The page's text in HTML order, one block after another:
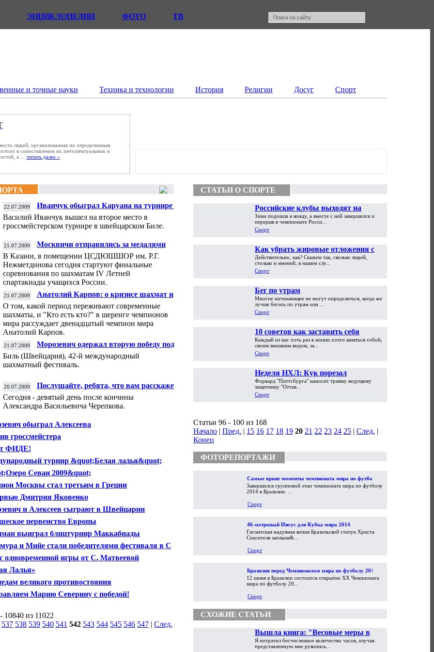
ЭНЦИКЛОПЕДИИ ФОТО ТВ
и точные науки Техника и технологии История Религии Досуг Спорт
людей, организованная по определенным
в сопоставлении их интеллектуальных и
а ... читать далее »
22.07.2009
Иванчук обыграл Каруана на турнире в
Биле
Василий Иванчук вышел на второе место в
гроссмейстерском турнире в швейцарском Биле.
21.07.2009
Москвичи отправились за медалями
Спартакиады
В Казани, в помещении ЦСДЮШШОР им. Р.Г.
Нежметдинова сегодня стартуют финальные
соревнования по шахматам IV Летней
спартакиады учащихся России.
21.07.2009
Анатолий Карпов: о кризисе шахмат и
чемпионах
О том, какой период переживают современные
шахматы, и "Кто есть кто?" в шеренге чемпионов
мира рассуждает двенадцатый чемпион мира
Анатолий Карпов.
21.07.2009
Морозевич одержал вторую победу подряд
Биль (Швейцария), 42-й международный
шахматный фестиваль.
20.07.2009
Послушайте, ребята, что вам расскажет
Сегодня - девятый день после кончины
Александра Васильевича Черепкова.
обыграл Алексеева
гроссмейстера
ФИДЕ!
турнир &quot;Белая ладья&quot;
Севан 2009&quot;
Москвы стал третьим в Греции
Дмитрия Яковенко
и Алексеев сыграют в Швейцарии
первенство Европы
выиграл блицтурнир Маккабиады
и Мийе стали победителями фестиваля в Сан-
одновременной игры от С. Матвеевой
Лалья»
великого противостояния
Марию Северину с победой!
10840 из 11022
537 538 539 540 541 542 543 544 545 546 547 | След.
СТАТЬИ О СПОРТЕ
Российские клубы выходят на
финишную прямую (анонс 20-го тура
РФПЛ)
Зима подошла к концу, а вместе с ней завершился и
перерыв в чемпионате Росси...
Спорт
Как убрать жировые отложения с
боков на талии
Действительно, как? Скажем так, сколько людей,
столько и мнений, в нашем слу...
Спорт
Бег по утрам
Многие начинающие не могут определиться, когда же
лучше бегать по утрам или ...
Спорт
10 советов как заставить себя
заниматься спортом
Каждый из нас хоть раз в жизни хотел заняться собой,
своим внешним видом, за...
Спорт
Неделя НХЛ: Кук порезал
Карлссона, Малкин в тени, новый
русский "Дьявол"
Форвард "Питтсбурга" наносит травму ведущему
защитнику "Оттав...
Спорт
Статьи 96 - 100 из 168
Начало | Пред. | 15 16 17 18 19 20 21 22 23 24 25 | След. |
Конец
ФОТОРЕПОРТАЖИ
Самые яркие моменты чемпионата мира по футболу
2014
Завершился групповой этап чемпионата мира по футболу
2014 в Бразилии. ...
Спорт
46-метровый Иисус для Кубка мира 2014
Гигантская надувная копия Бразильской статуи Христа
Спасителя заплыла&...
Спорт
Бразилия перед Чемпионатом мира по футболу 2014
12 июня в Бразилии состоится открытие XX Чемпионата
мира по футболу 20...
Спорт
СХОЖИЕ СТАТЬИ
Вышла книга: "Весовые меры в
торговой практике Античности и
Я потратил бесчисленное количество часов, изучая
представленную мне рукопись...